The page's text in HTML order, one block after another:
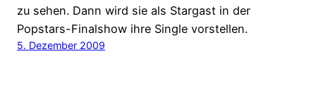
zu sehen. Dann wird sie als Stargast in der
Popstars-Finalshow ihre Single vorstellen.
5. Dezember 2009